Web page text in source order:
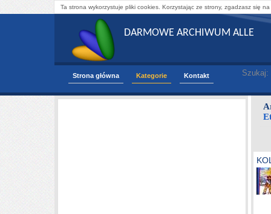
Ta strona wykorzystuje pliki cookies. Korzystając ze strony, zgadzasz się
DARMOWE ARCHIWUM ALLE
Strona główna Kategorie Kontakt Szukaj: